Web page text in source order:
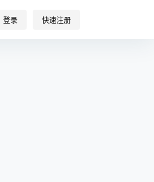
登录 快速注册